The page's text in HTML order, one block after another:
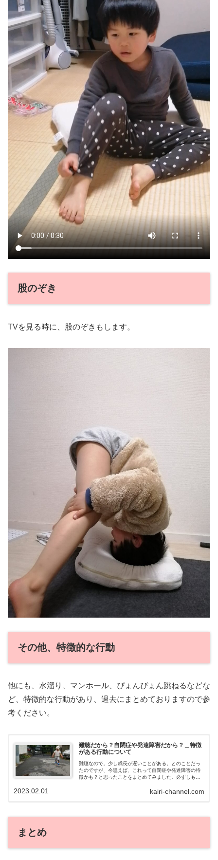
股のぞき
TVを見る時に、股のぞきもします。
その他、特徴的な行動
他にも、水溜り、マンホール、ぴょんぴょん跳ねるなどな
ど、特徴的な行動があり、過去にまとめておりますので参
考ください。
難聴だから？自閉症や発達障害だから？＿特徴
がある行動について
難聴なので。少し成長が遅いことがある。とのことだっ
たのですが、今思えば、これって自閉症や発達障害の特
徴かも？と思ったことをまとめてみました。必ずしも、
と思いますが、成長の過程で無くなることもあると思い
kairi-channel.com
2023.02.01
まとめ